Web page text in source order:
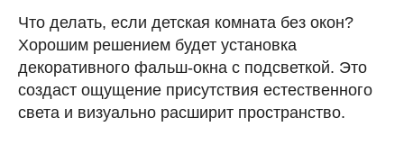
Что делать, если детская комната без окон?
Хорошим решением будет установка
декоративного фальш-окна с подсветкой. Это
создаст ощущение присутствия естественного
света и визуально расширит пространство.